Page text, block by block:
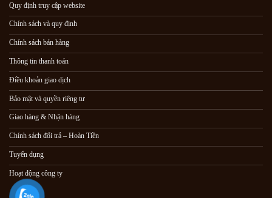
Quy định truy cập website
Chính sách và quy định
Chính sách bán hàng
Thông tin thanh toán
Điều khoản giao dịch
Bảo mật và quyền riêng tư
Giao hàng & Nhận hàng
Chính sách đổi trả – Hoàn Tiền
Tuyển dụng
Hoạt động công ty